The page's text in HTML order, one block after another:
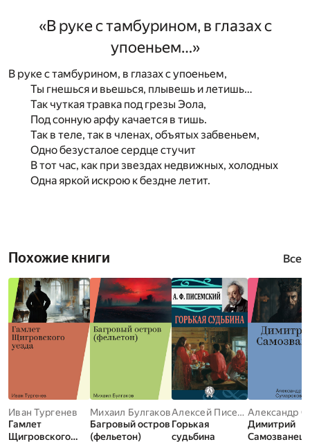
«В руке с тамбурином, в глазах с
упоеньем…»
В руке с тамбурином, в глазах с упоеньем,
Ты гнешься и вьешься, плывешь и летишь…
Так чуткая травка под грезы Эола,
Под сонную арфу качается в тишь.
Так в теле, так в членах, объятых забвеньем,
Одно безусталое сердце стучит
В тот час, как при звездах недвижных, холодных
Одна яркой искрою к бездне летит.
Похожие книги Все
Иван Тургенев
Гамлет
Щигровского
Михаил Булгаков
Багровый остров
(фельетон)
Алексей Писемский
Горькая
судьбинa
Димитрий
Самозванец